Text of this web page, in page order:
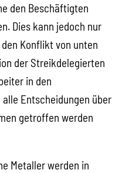
den Beschäftigten
Dies kann jedoch nur
Konflikt von unten
der Streikdelegierten
in den
Entscheidungen über
getroffen werden
Metaller werden in